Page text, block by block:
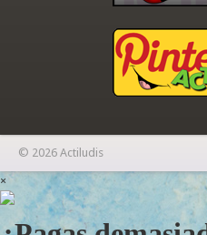
© 2026 Actiludis
×